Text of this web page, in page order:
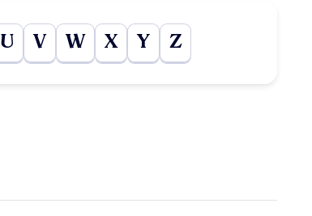
U V W X Y Z